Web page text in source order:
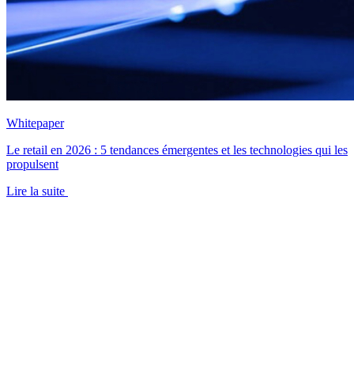
Whitepaper
Le retail en 2026 : 5 tendances émergentes et les technologies qui les
propulsent
Lire la suite